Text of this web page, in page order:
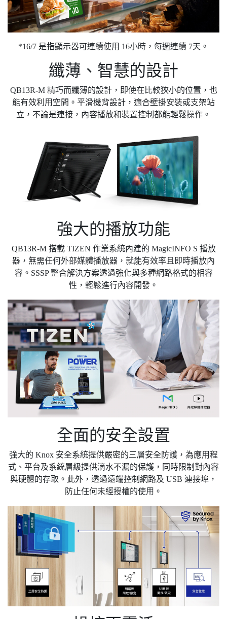
*16/7 是指顯示器可連續使用 16小時，每週連續 7天。
纖薄、智慧的設計
QB13R-M 精巧而纖薄的設計，即使在比較狹小的位置，也
能有效利用空間。平滑機背設計，適合壁掛安裝或支架站
立，不論是連接，內容播放和裝置控制都能輕鬆操作。
強大的播放功能
QB13R-M 搭載 TIZEN 作業系統內建的 MagicINFO S 播放
器，無需任何外部媒體播放器，就能有效率且即時播放內
容。SSSP 整合解決方案透過強化與多種網路格式的相容
性，輕鬆進行內容開發。
全面的安全設置
強大的 Knox 安全系統提供嚴密的三層安全防護，為應用程
式、平台及系統層級提供滴水不漏的保護，同時限制對內容
與硬體的存取。此外，透過遠端控制網路及 USB 連接埠，
防止任何未經授權的使用。